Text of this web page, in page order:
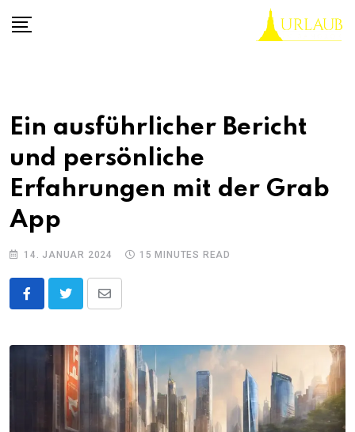
Ein ausführlicher Bericht
und persönliche
Erfahrungen mit der Grab
App
14. JANUAR 2024 15 MINUTES READ
Share
Email